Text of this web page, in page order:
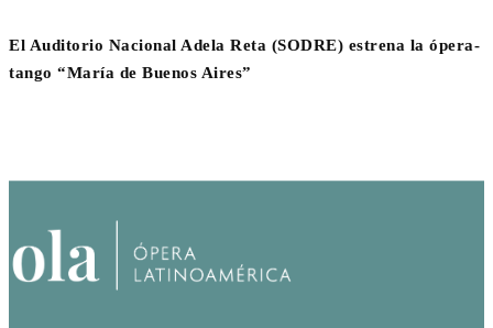
El Auditorio Nacional Adela Reta (SODRE) estrena la ópera-
tango “María de Buenos Aires”